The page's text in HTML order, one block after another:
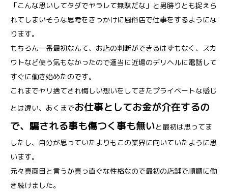
「こんな思いしてタダでヤラレて無駄だな」と男勝りとも捉えら
れてしまいそうな思考をきっかけに風俗店で仕事をするようにな
ります。
もちろん一番最初なんて、お店の判断ができるはずもなく、スカ
ウトなど使う気もなかったので適当に近場のデリヘルに電話して
すぐに働き始めたのです。
これまでヤリ捨てされ悔しい想いをしてきたプライベートな感じ
とは違い、あくまでお仕事としてお金が介在するの
で、騙される事も傷つく事も無いと最初は思ってま
したし、自分が思っていたよりもこの業界に向いていたように思
います。
元々真面目と言うか真っ直ぐな性格なので最初の店舗で順調に働
き続けました。